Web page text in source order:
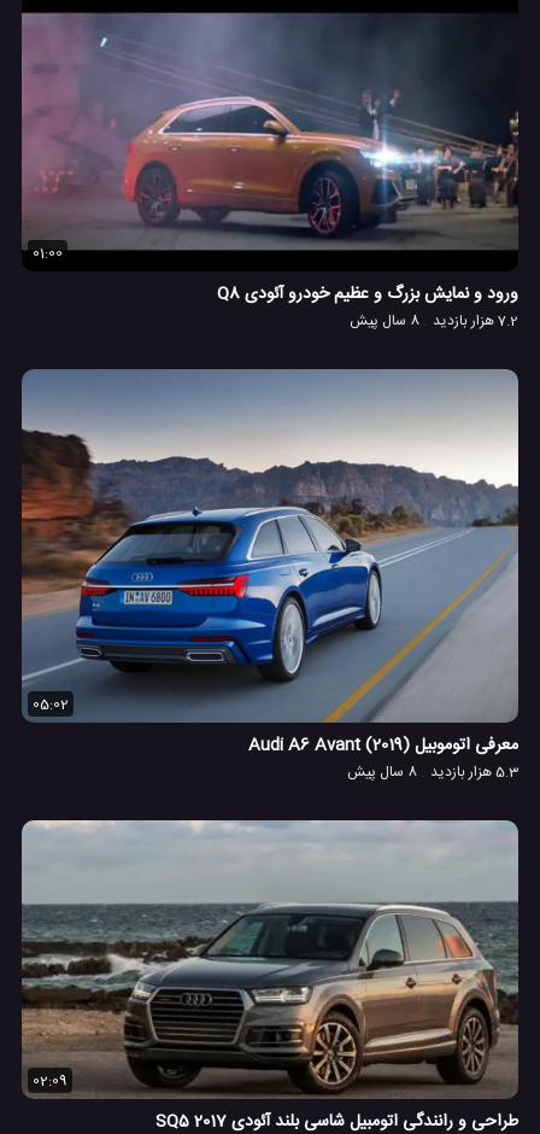
01:00
ورود و نمایش بزرگ و عظیم خودرو آئودی Q8
7.2 هزار بازدید 8 سال پیش
05:02
معرفی اتوموبیل Audi A6 Avant (2019)
5.3 هزار بازدید 8 سال پیش
02:09
طراحی و رانندگی اتومبیل شاسی بلند آئودی SQ5 2017